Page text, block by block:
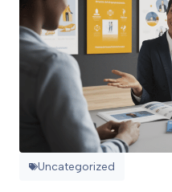
Uncategorized